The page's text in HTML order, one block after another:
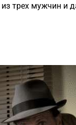
трех мужчин и